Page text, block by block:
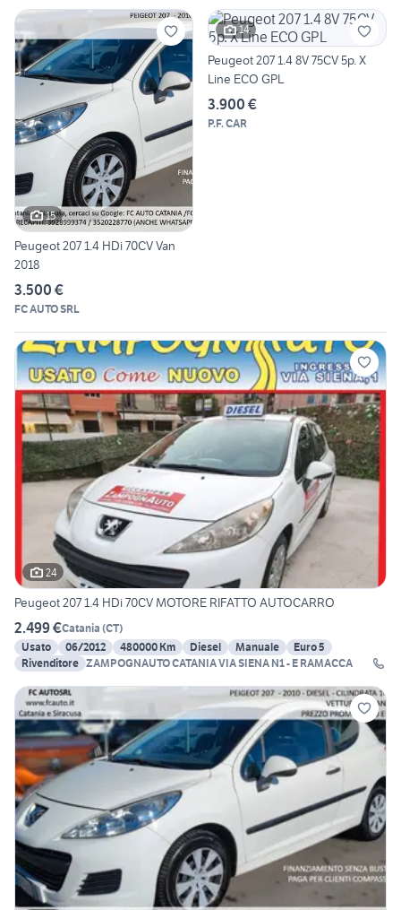
15
Peugeot 207 1.4 HDi 70CV Van
2018
3.500 €
FC AUTO SRL
14
Peugeot 207 1.4 8V 75CV 5p. X
Line ECO GPL
3.900 €
P.F. CAR
24
Peugeot 207 1.4 HDi 70CV MOTORE RIFATTO AUTOCARRO
2.499 €Catania (CT)
Usato
06/2012 480000 Km Diesel Manuale
Euro 5
Rivenditore
ZAMPOGNAUTO CATANIA VIA SIENA N1 - E RAMACCA